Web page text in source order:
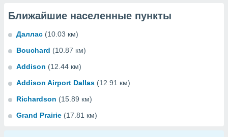
Ближайшие населенные пункты
Даллас (10.03 км)
Bouchard (10.87 км)
Addison (12.44 км)
Addison Airport Dallas (12.91 км)
Richardson (15.89 км)
Grand Prairie (17.81 км)